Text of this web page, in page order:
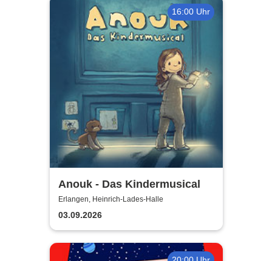
16:00 Uhr
Anouk - Das Kindermusical
Erlangen, Heinrich-Lades-Halle
03.09.2026